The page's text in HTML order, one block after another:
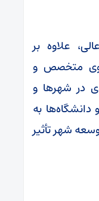
علاوه بر
متخصص و
در شهرها و
دانشگاه‌ها به
شهر تأثیر